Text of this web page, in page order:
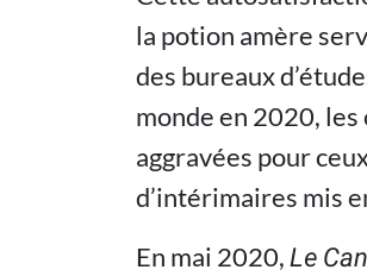
la potion amère
des bureaux
monde en 2020,
aggravées pour
d’intérimaires mis
En mai 2020, Le